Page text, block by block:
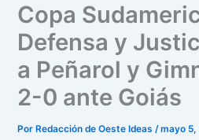
Copa
Defensa y
a Peñarol y
2-0 ante Goiás
Por Redacción de Oeste Ideas/mayo 5,